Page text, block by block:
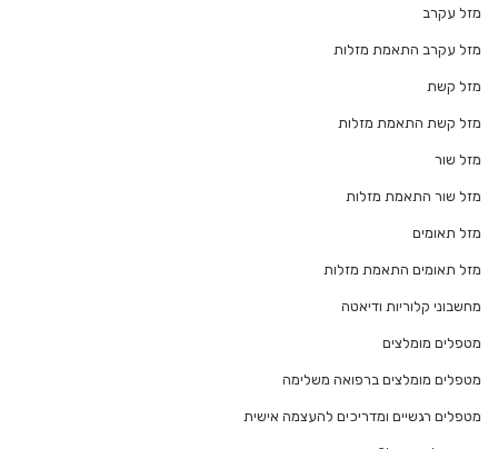
מזל עקרב
מזל עקרב התאמת מזלות
מזל קשת
מזל קשת התאמת מזלות
מזל שור
מזל שור התאמת מזלות
מזל תאומים
מזל תאומים התאמת מזלות
מחשבוני קלוריות ודיאטה
מטפלים מומלצים
מטפלים מומלצים ברפואה משלימה
מטפלים רגשיים ומדריכים להעצמה אישית